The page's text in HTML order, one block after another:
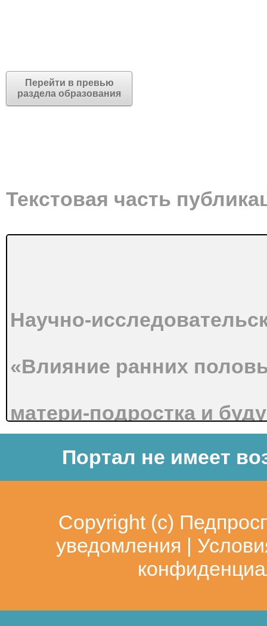
Перейти в превью
раздела образования
Текстовая часть
Научно-
«Влияние ранних
матери-подростка и
Автор:
Янцевич Валерия
Пинаева Галина
Лабытнанги 2016 г
Портал не имеет
Copyright (c)
уведомления |